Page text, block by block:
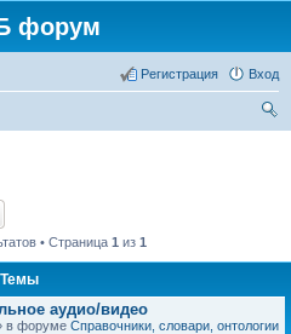
форум
Вход
Регистрация
• Страница 1 из 1
Темы
аудио/видео
в форуме Справочники, словари, онтологии